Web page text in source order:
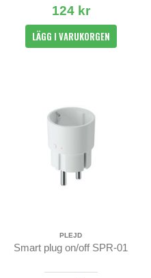
124 kr
LÄGG I VARUKORGEN
PLEJD
Smart plug on/off SPR-01